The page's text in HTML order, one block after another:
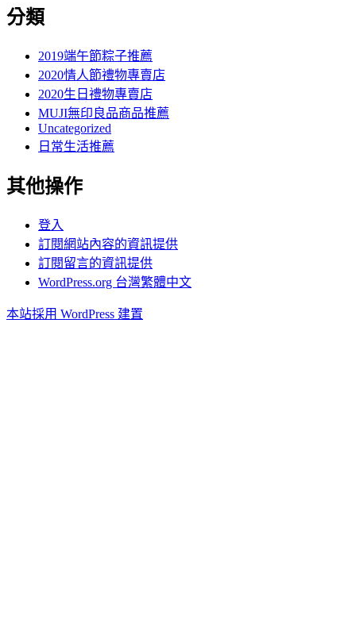
分類
2019端午節粽子推薦
2020情人節禮物專賣店
2020生日禮物專賣店
MUJI無印良品商品推薦
Uncategorized
日常生活推薦
其他操作
登入
訂閱網站內容的資訊提供
訂閱留言的資訊提供
WordPress.org 台灣繁體中文
本站採用 WordPress 建置